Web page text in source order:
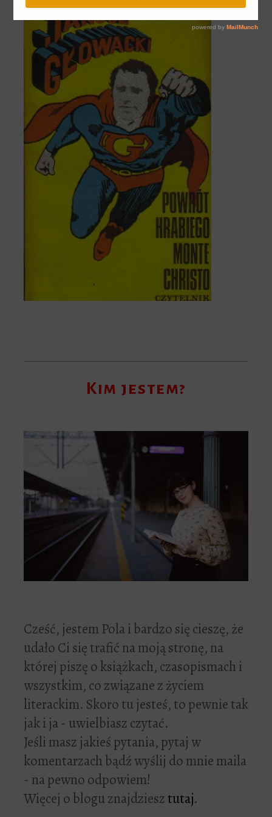
Kim jestem?
Cześć, jestem Pola i bardzo się cieszę, że
udało Ci się trafić na moją stronę, na
której piszę o książkach, czasopismach i
wszystkim, co związane z życiem
literackim. Skoro tu jesteś, to pewnie tak
jak i ja - uwielbiasz czytać.
Jeśli masz jakieś pytania, pytaj w
komentarzach bądź wyślij do mnie maila
- na pewno odpowiem!
Więcej o blogu znajdziesztutaj.